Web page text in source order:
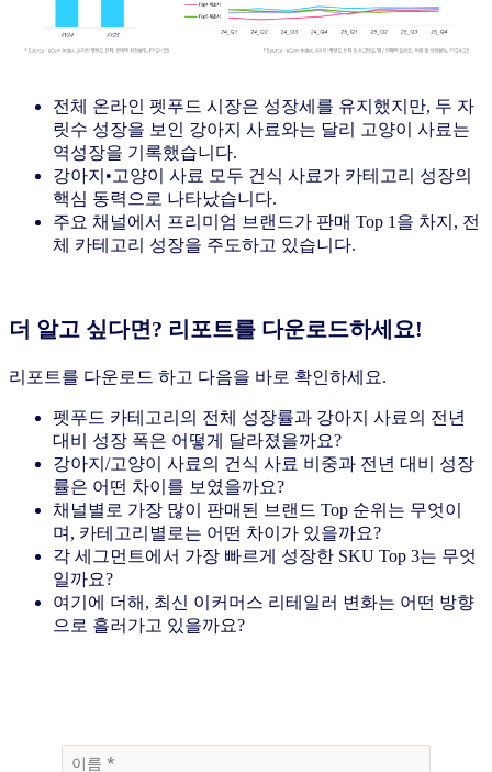
전체 온라인 펫푸드 시장은 성장세를 유지했지만, 두 자
릿수 성장을 보인 강아지 사료와는 달리 고양이 사료는
역성장을 기록했습니다.
강아지•고양이 사료 모두 건식 사료가 카테고리 성장의
핵심 동력으로 나타났습니다.
주요 채널에서 프리미엄 브랜드가 판매 Top 1을 차지, 전
체 카테고리 성장을 주도하고 있습니다.
더 알고 싶다면? 리포트를 다운로드하세요!
리포트를 다운로드 하고 다음을 바로 확인하세요.
펫푸드 카테고리의 전체 성장률과 강아지 사료의 전년
대비 성장 폭은 어떻게 달라졌을까요?
강아지/고양이 사료의 건식 사료 비중과 전년 대비 성장
률은 어떤 차이를 보였을까요?
채널별로 가장 많이 판매된 브랜드 Top 순위는 무엇이
며, 카테고리별로는 어떤 차이가 있을까요?
각 세그먼트에서 가장 빠르게 성장한 SKU Top 3는 무엇
일까요?
여기에 더해, 최신 이커머스 리테일러 변화는 어떤 방향
으로 흘러가고 있을까요?